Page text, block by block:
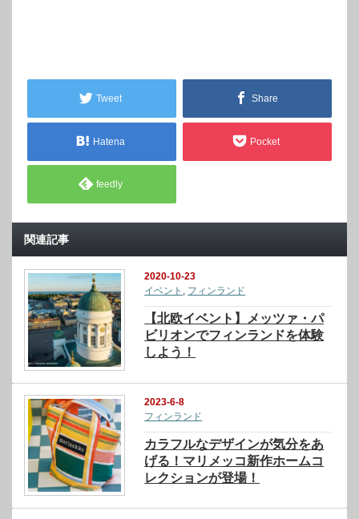
Tweet Share
Hatena Pocket
feedly
関連記事
2020-10-23
イベント , フィンランド
【北欧イベント】メッツァ・パ
ビリオンでフィンランドを体験
しよう！
2023-6-8
フィンランド
カラフルなデザインが気分をあ
げる！マリメッコ新作ホームコ
レクションが登場！